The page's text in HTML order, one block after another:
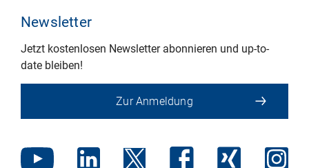
Newsletter
Jetzt kostenlosen Newsletter abonnieren und up-to-
date bleiben!
Zur Anmeldung